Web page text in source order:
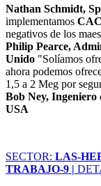
Nathan Schmidt,
implementamos
negativos de los
Philip Pearce,
Unido "Solíamos
ahora podemos
1,5 a 2 Meg por
Bob Ney, Ingeniero
USA
SECTOR: LAS-
TRABAJO-9 |